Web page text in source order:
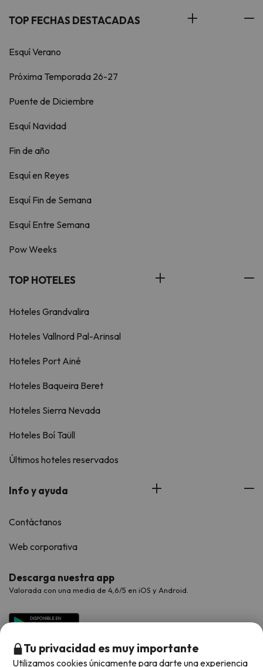
TOP FECHAS DESTACADAS
Esquí Verano
Próxima Temporada 26-27
Puente de Diciembre
Esquí Navidad
Fin de año
Esquí en Reyes
Esquí Fin de Semana
Esquí Entre Semana
Pow Weeks
TOP HOTELES
Hoteles Grandvalira
Hoteles Vallnord Pal-Arinsal
Hoteles Port Ainé
Hoteles Baqueira Beret
Hoteles Sierra Nevada
Hoteles Boí Taüll
Últimos hoteles reservados
Info y ayuda
Contáctanos
Web corporativa
Descarga nuestra app
Valorada con una media de 4,6/5 en iOS y Android.
Tu privacidad es muy importante
Utilizamos cookies únicamente para darte una experiencia